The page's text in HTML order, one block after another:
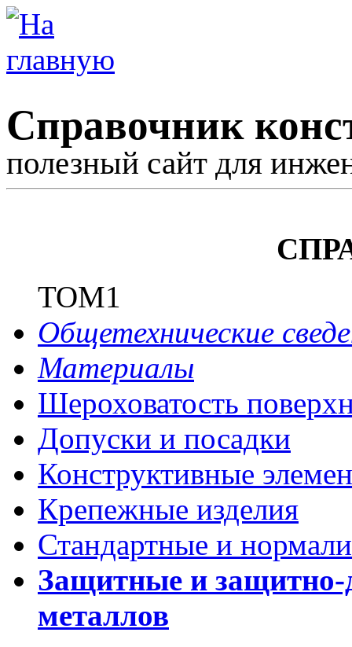
Справочник
полезный сайт для
ТОМ1
Общетехнические
Материалы
Шероховатость
Допуски и посадки
Конструктивные
Крепежные изделия
Стандартные и
Защитные и защитно-
металлов